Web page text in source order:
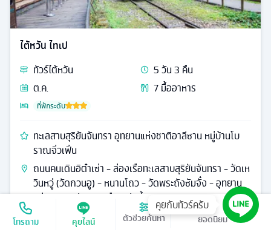
โทรถาม คุยไลน์ ตัวช่วยค้นหา
เรียงตาม
ไต้หวัน ไทเป
ทัวร์ไต้หวัน 5วัน3 คืน
ต.ค.
7มื้ออาหาร
ที่พักระดับ
ทะเลสาบสุริยันจันทรา อุทยานแห่งชาติอาลีซาน หมู่บ้านโบ
ราณจิ่วเฟิ่น
ถนนคนเดินอิต๋าเซ่า - ล่องเรือทะเลสาบสุริยันจันทรา - วัดเห
วินหวู่ (วัดกวนอู) - หนานโถว - วัดพระถังซัมจั๋ง - อุทยาน
แห่งชาติอาลีซาน - เมืองเจียอี้
เริ่มต้น24,888 ดูรายละเอียด
คุยกับทัวร์ครับ